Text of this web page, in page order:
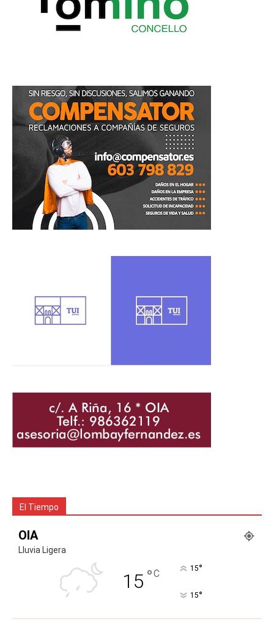
El Tiempo
OIA
Lluvia Ligera
15 °C 15°
15°